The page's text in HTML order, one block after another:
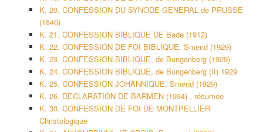
K. 20. CONFESSION DU SYNODE GENERAL de PRUSSE
(1846)
K. 21. CONFESSION BIBLIQUE DE Bade (1912)
K. 22. CONFESSION DE FOI BIBLIQUE, Smend (1929)
K. 23. CONFESSION BIBLIQUE, de Bungenberg (1929)
K. 24. CONFESSION BIBLIQUE, de Bungenberg (II) 1929
K. 25. CONFESSION JOHANNIQUE, Smend (1929)
K. 26. DECLARATION DE BARMEN (1934) , résumée
K. 30. CONFESSION DE FOI DE MONTPELLIER
Christologique